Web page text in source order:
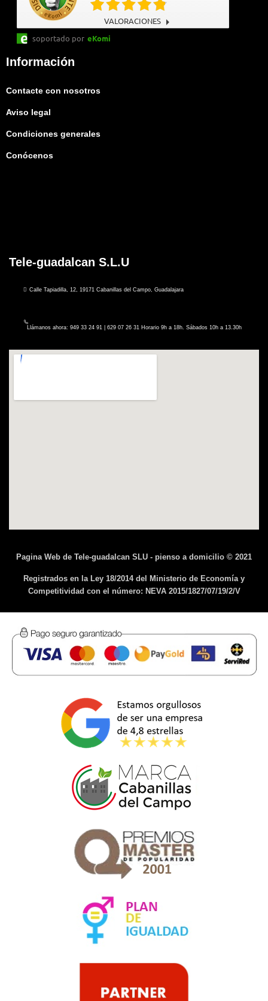
VALORACIONES
soportado por eKomi
Información
Contacte con nosotros
Aviso legal
Condiciones generales
Conócenos
Tele-guadalcan S.L.U
Calle Tapiadilla, 12, 19171 Cabanillas del Campo, Guadalajara
Llámanos ahora: 949 33 24 91 | 629 07 26 31 Horario 9h a 18h. Sábados 10h a 13.30h
Pagina Web de Tele-guadalcan SLU - pienso a domicilio © 2021
Registrados en la Ley 18/2014 del Ministerio de Economía y
Competitividad con el número: NEVA 2015/1827/07/19/2/V